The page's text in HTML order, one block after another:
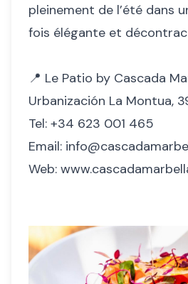
pleinement de l’été dans
fois élégante et
📍 Le Patio by Cascada
Urbanización La Montua,
Tel: +34 623 001 465
Email:
Web: